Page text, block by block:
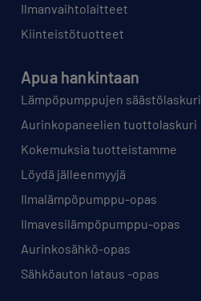
Ilmanvaihtolaitteet
Kiinteistötuotteet
Apua hankintaan
Lämpöpumppujen säästölaskuri
Aurinkopaneelien tuottolaskuri
Kokemuksia tuotteistamme
Löydä jälleenmyyjä
Ilmalämpöpumppu-opas
Ilmavesilämpöpumppu-opas
Aurinkosähkö-opas
Sähköauton lataus -opas